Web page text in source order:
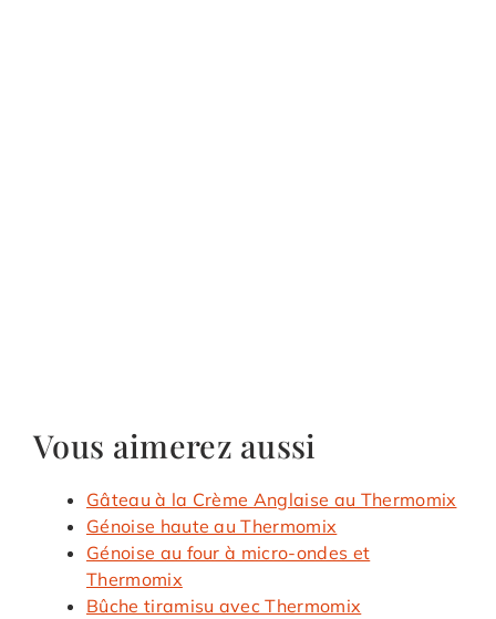
Vous aimerez aussi
Gâteau à la Crème Anglaise au Thermomix
Génoise haute au Thermomix
Génoise au four à micro-ondes et
Thermomix
Bûche tiramisu avec Thermomix